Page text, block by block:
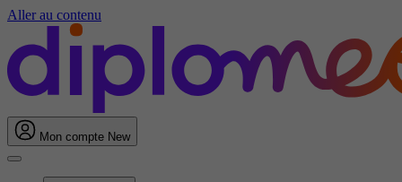
Aller au contenu
Mon compte New